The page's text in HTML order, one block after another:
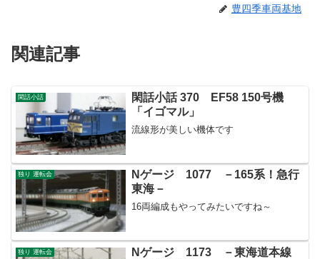
豊四季車両基地
関連記事
閑話小話
閑話小話 370 EF58 150号機
「イゴマル」
流線形が美しい機体です
独り 運転会
Nゲージ 1077 －165系！急行
東海－
16両編成もやってみたいですね～
独り 運転会
Nゲージ 1173 －東海道本線